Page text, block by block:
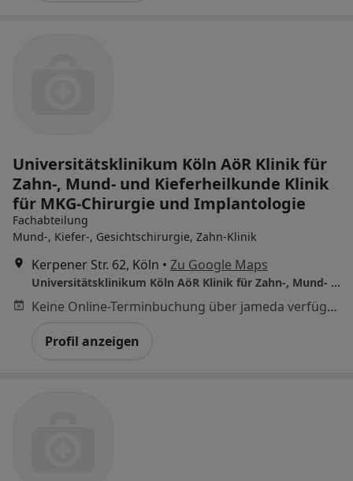
Universitätsklinikum Köln AöR Klinik für
Zahn-, Mund- und Kieferheilkunde Klinik
für MKG-Chirurgie und Implantologie
Fachabteilung
Mund-, Kiefer-, Gesichtschirurgie, Zahn-Klinik
Kerpener Str. 62, Köln • Zu Google Maps
Universitätsklinikum Köln AöR Klinik für Zahn-, Mund- und Kieferheilkunde Klinik für MKG-Chirurgie und Implantologie
Keine Online-Terminbuchung über jameda verfügbar
Profil anzeigen